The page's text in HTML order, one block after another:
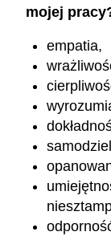
mojej
empatia,